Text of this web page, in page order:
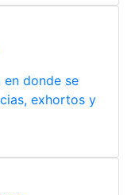
donde se
exhortos y